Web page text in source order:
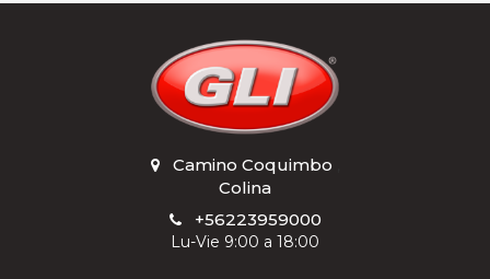
Camino Coquimbo
Colina
+56223959000
Lu-Vie 9:00 a 18:00